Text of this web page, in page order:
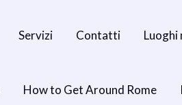
Servizi Contatti Luoghi
How to Get Around Rome